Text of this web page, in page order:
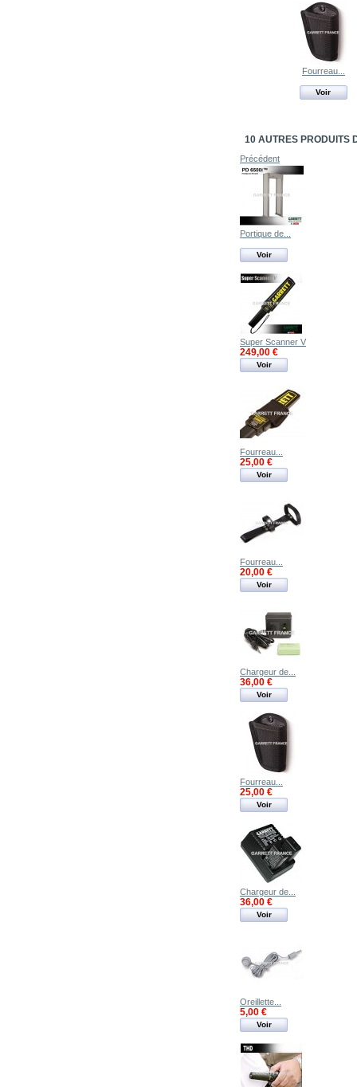
Fourreau...
Voir
10 AUTRES PRODUITS
Précédent
Portique de...
Voir
Super Scanner V
249,00 €
Voir
Fourreau...
25,00 €
Voir
Fourreau...
20,00 €
Voir
Chargeur de...
36,00 €
Voir
Fourreau...
25,00 €
Voir
Chargeur de...
36,00 €
Voir
Oreillette...
5,00 €
Voir